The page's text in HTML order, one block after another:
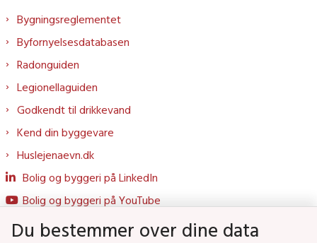
Bygningsreglementet
Byfornyelsesdatabasen
Radonguiden
Legionellaguiden
Godkendt til drikkevand
Kend din byggevare
Huslejenaevn.dk
Bolig og byggeri på LinkedIn
Bolig og byggeri på YouTube
Du bestemmer over dine data